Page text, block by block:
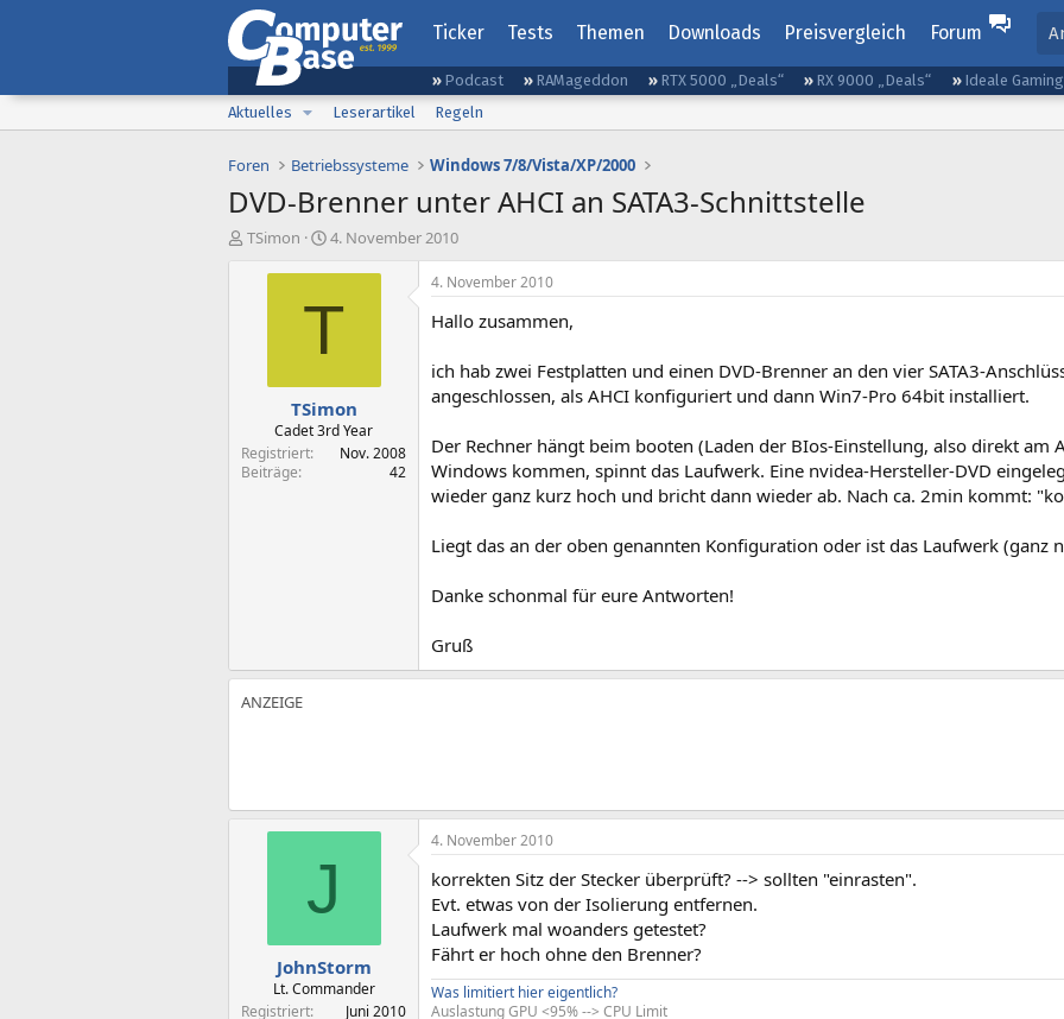
Ticker Tests Themen Downloads Preisvergleich Forum
Podcast RAMageddon RTX 5000 „Deals“ RX 9000 „Deals“ Ideale
Aktuelles
Leserartikel Regeln
Foren Betriebssysteme Windows 7/8/Vista/XP/2000
DVD-Brenner unter AHCI an SATA3-Schnittstelle
E
TSimon
E
s
t
a
m
4. November 2010
T
TSimon
Cadet 3rd Year
Registriert
Nov. 2008
Beiträge
42
4. November 2010
Hallo zusammen,
ich hab zwei Festplatten und einen DVD-Brenner an den vier SATA3-
angeschlossen, als AHCI konfiguriert und dann Win7-Pro 64bit installiert.
Der Rechner hängt beim booten (Laden der BIos-Einstellung, also direkt am
Windows kommen, spinnt das Laufwerk. Eine nvidea-Hersteller-DVD
wieder ganz kurz hoch und bricht dann wieder ab. Nach ca. 2min kommt:
Liegt das an der oben genannten Konfiguration oder ist das Laufwerk (ganz
Danke schonmal für eure Antworten!
Gruß
J
JohnStorm
Lt. Commander
Registriert
Juni 2010
4. November 2010
korrekten Sitz der Stecker überprüft? --> sollten "einrasten".
Evt. etwas von der Isolierung entfernen.
Laufwerk mal woanders getestet?
Fährt er hoch ohne den Brenner?
Was limitiert hier eigentlich?
Auslastung GPU <95% --> CPU Limit